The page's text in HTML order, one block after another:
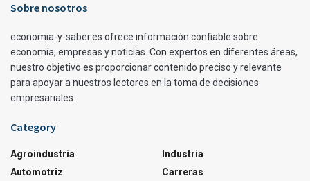
Sobre nosotros
economia-y-saber.es ofrece información confiable sobre
economía, empresas y noticias. Con expertos en diferentes áreas,
nuestro objetivo es proporcionar contenido preciso y relevante
para apoyar a nuestros lectores en la toma de decisiones
empresariales.
Category
Agroindustria
Automotriz
Industria
Carreras